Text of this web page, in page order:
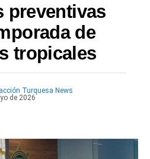
preventivas
de
tropicales
Turquesa News
de 2026